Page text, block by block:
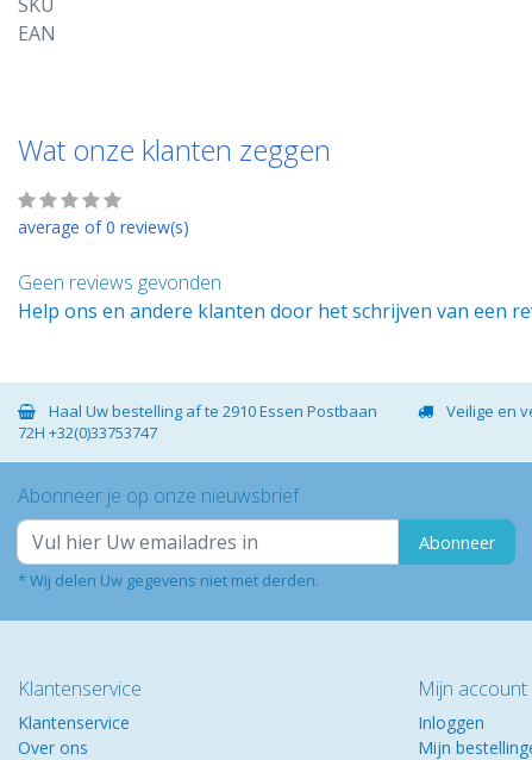
EAN
Wat onze klanten zeggen
average of 0 review(s)
Geen reviews gevonden
Help ons en andere klanten door het schrijven van een
Haal Uw bestelling af te 2910 Essen Postbaan
72H +32(0)33753747
Veilige en
Abonneer je op onze nieuwsbrief
Abonneer
* Wij delen Uw gegevens niet met derden.
Klantenservice
Klantenservice
Over ons
Mijn account
Inloggen
Mijn